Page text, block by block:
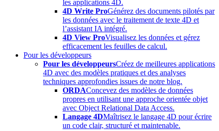
les applications 4D.
4D Write ProGénérez des documents pilotés par
les données avec le traitement de texte 4D et
l’assistant IA intégré.
4D View ProVisualisez les données et gérez
efficacement les feuilles de calcul.
Pour les développeurs
Pour les développeursCréez de meilleures applications
4D avec des modèles pratiques et des analyses
techniques approfondies issues de notre blog.
ORDAConcevez des modèles de données
propres en utilisant une approche orientée objet
avec Object Relational Data Access.
Langage 4DMaîtrisez le langage 4D pour écrire
un code clair, structuré et maintenable.